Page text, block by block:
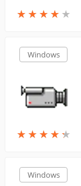
★ ★ ★ ★ ★
★ ★ ★ ★ ★
Windows
★ ★ ★ ★ ★
★ ★ ★ ★ ★
Windows